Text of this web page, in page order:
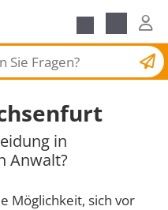
Scheidungsantrag
in
Anwalt?
Möglichkeit, sich vor